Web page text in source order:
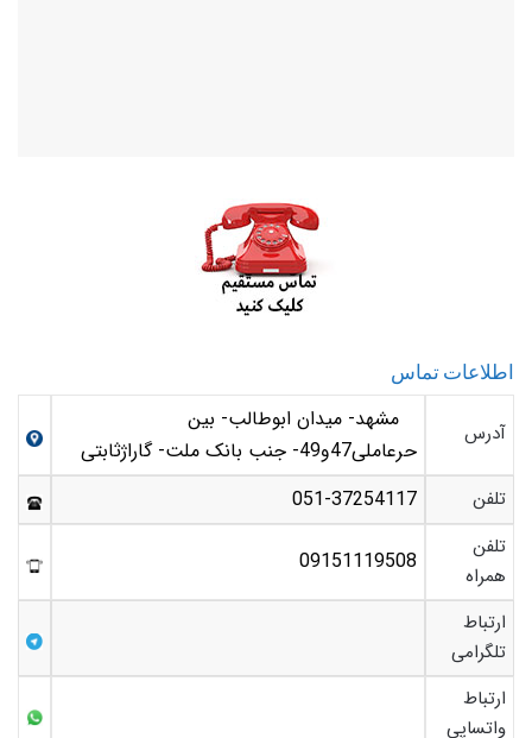
اطلاعات تماس
آدرس
مشهد- میدان ابوطالب- بین
حرعاملی47و49- جنب بانک ملت- گاراژثابتی
تلفن 051-37254117
تلفن
همراه
09151119508
ارتباط
تلگرامی
ارتباط
واتساپی